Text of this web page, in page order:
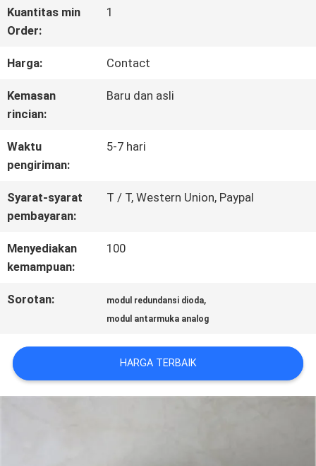
WISATA
KONTROL
KAMI
BERITA
KASUS
Kuantitas min
Order:
1
Harga: Contact
Kemasan
rincian:
Baru dan asli
Waktu
pengiriman:
5-7 hari
Syarat-syarat
pembayaran:
T / T, Western Union, Paypal
Menyediakan
kemampuan:
100
Sorotan: modul redundansi dioda,
modul antarmuka analog
HARGA TERBAIK